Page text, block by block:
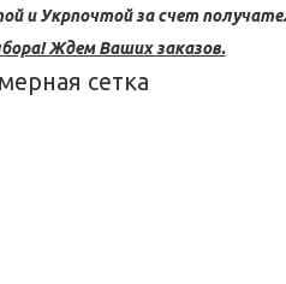
и Укрпочтой за счет
Ждем Ваших заказов.
сетка